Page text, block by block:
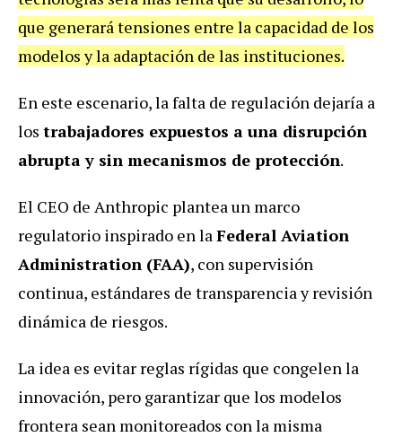
que generará tensiones entre la capacidad de los
modelos y la adaptación de las instituciones.
En este escenario, la falta de regulación dejaría a
los trabajadores expuestos a una disrupción
abrupta y sin mecanismos de protección.
El CEO de Anthropic plantea un marco
regulatorio inspirado en laFederal Aviation
Administration (FAA), con supervisión
continua, estándares de transparencia y revisión
dinámica de riesgos.
La idea es evitar reglas rígidas que congelen la
innovación, pero garantizar que los modelos
frontera sean monitoreados con la misma